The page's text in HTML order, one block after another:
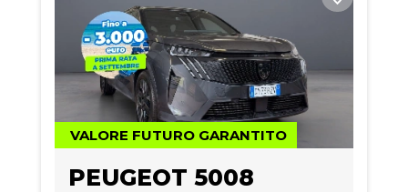
VALORE FUTURO GARANTITO
PEUGEOT 5008